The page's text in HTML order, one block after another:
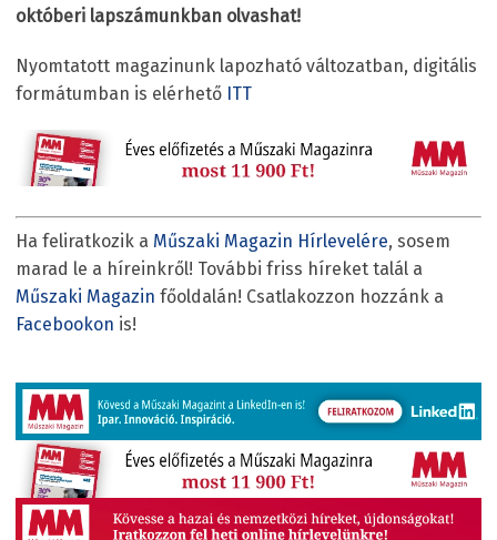
októberi lapszámunkban olvashat!
Nyomtatott magazinunk lapozható változatban, digitális
formátumban is elérhető ITT
Ha feliratkozik a Műszaki Magazin Hírlevelére, sosem
marad le a híreinkről! További friss híreket talál a
Műszaki Magazin főoldalán! Csatlakozzon hozzánk a
Facebookon is!